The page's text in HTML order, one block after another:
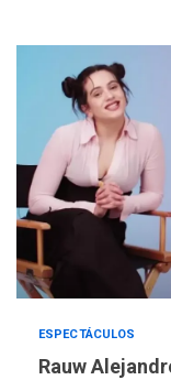
ESPECTÁCULOS
Rauw